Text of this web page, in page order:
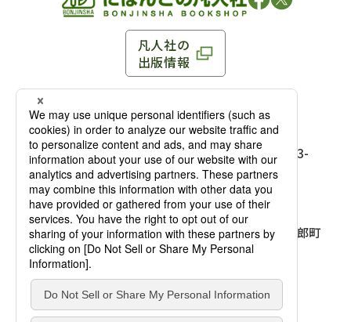
凡人社の
出版情報
〒102-0093 東京都千代田区平河町 1-3-13 8F
TEL：03-3263-3959／FAX：03-3263-3116
麹町店
〒102-0093 東京都千代田区平河町1-3-
13 8F［アクセス］
TEL：03-3239-8673／FAX：03-3263-
3116
大阪店
〒541-0056 大阪府大阪市中央区久太郎町
4-2-10
大西ビルディング 1階［
TEL：06-4256-2684／FAX：03-6733-
7887